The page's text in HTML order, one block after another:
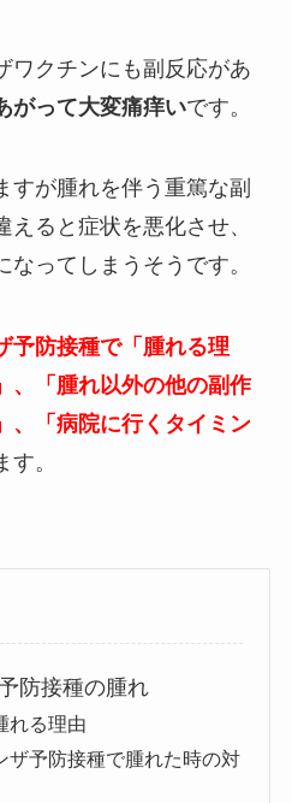
ワクチンにも副反応があ
がって大変痛痒いです。
すが腫れを伴う重篤な副
ると症状を悪化させ、
ってしまうそうです。
予防接種で「腫れる理
、「腫れ以外の他の副作
、「病院に行くタイミン
。
防接種の腫れ
れる理由
ザ予防接種で腫れた時の対